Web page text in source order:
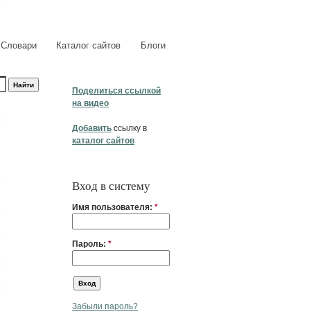
Словари Каталог сайтов Блоги
Поделиться ссылкой
на видео
Добавить ссылку в
каталог сайтов
Вход в систему
Имя пользователя: *
Пароль: *
Забыли пароль?